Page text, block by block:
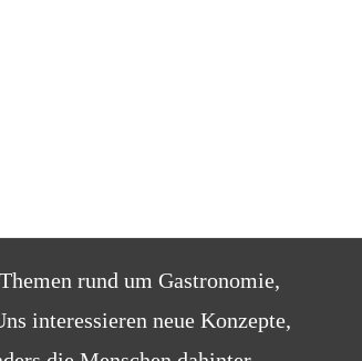
rund um Gastronomie,
interessieren neue Konzepte,